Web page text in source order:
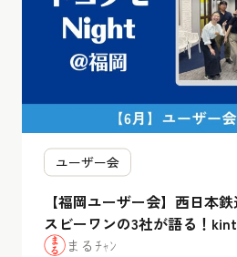
ユーザー会
【福岡ユーザー会】西日本
スビーワンの3社が語る！
のリアルな”腹割”活用事例ま
まるﾁｬﾝ